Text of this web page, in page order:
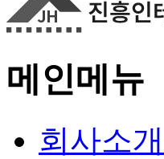
메인메뉴
회사소개